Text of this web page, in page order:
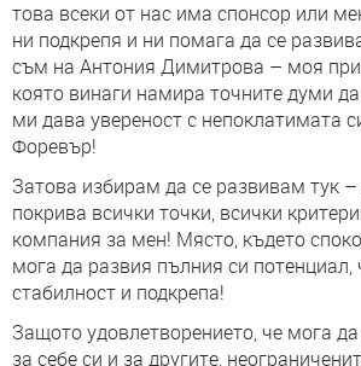
това всеки от нас има спонсор или
ни подкрепя и ни помага да се
съм на Антония Димитрова – моя
която винаги намира точните думи
ми дава увереност с непоклатимата
Форевър!
Затова избирам да се развивам тук
покрива всички точки, всички
компания за мен! Място, където
мога да развия пълния си потенциал,
стабилност и подкрепа!
Защото удовлетворението, че мога
за себе си и за другите,